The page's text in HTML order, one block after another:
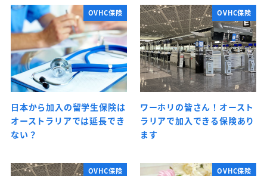
OVHC保険
日本から加入の留学生保険は
オーストラリアでは延長でき
ない？
OVHC保険
ワーホリの皆さん！オースト
ラリアで加入できる保険あり
ます
OVHC保険 OVHC保険